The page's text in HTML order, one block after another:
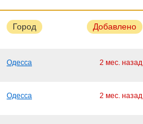
Город Добавлено
Одесса 2 мес. назад
Одесса 2 мес. назад